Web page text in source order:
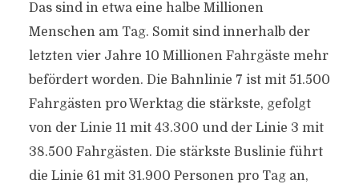
Das sind in etwa eine halbe Millionen
Menschen am Tag. Somit sind innerhalb der
letzten vier Jahre 10 Millionen Fahrgäste mehr
befördert worden. Die Bahnlinie 7 ist mit 51.500
Fahrgästen pro Werktag die stärkste, gefolgt
von der Linie 11 mit 43.300 und der Linie 3 mit
38.500 Fahrgästen. Die stärkste Buslinie führt
die Linie 61 mit 31.900 Personen pro Tag an,